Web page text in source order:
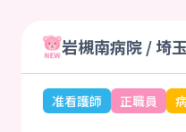
岩槻南病院 / 埼
准看護師 正職員